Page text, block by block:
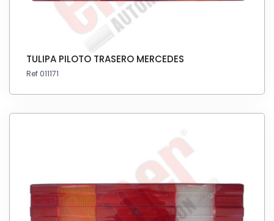
TULIPA PILOTO TRASERO MERCEDES
Ref 011171